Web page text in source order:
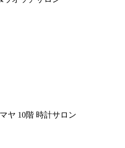
ヤ 10階 時計サロン